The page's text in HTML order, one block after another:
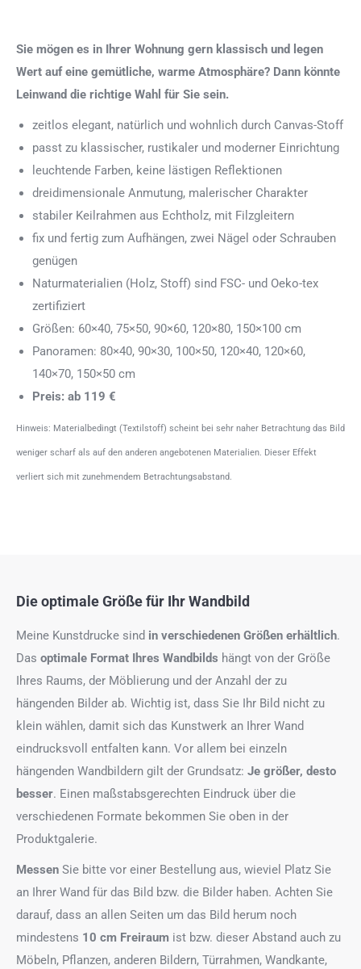
Sie mögen es in Ihrer Wohnung gern klassisch und legen
Wert auf eine gemütliche, warme Atmosphäre? Dann könnte
Leinwand die richtige Wahl für Sie sein.
zeitlos elegant, natürlich und wohnlich durch Canvas-Stoff
passt zu klassischer, rustikaler und moderner Einrichtung
leuchtende Farben, keine lästigen Reflektionen
dreidimensionale Anmutung, malerischer Charakter
stabiler Keilrahmen aus Echtholz, mit Filzgleitern
fix und fertig zum Aufhängen, zwei Nägel oder Schrauben
genügen
Naturmaterialien (Holz, Stoff) sind FSC- und Oeko-tex
zertifiziert
Größen: 60×40, 75×50, 90×60, 120×80, 150×100 cm
Panoramen: 80×40, 90×30, 100×50, 120×40, 120×60,
140×70, 150×50 cm
Preis: ab 119 €
Hinweis: Materialbedingt (Textilstoff) scheint bei sehr naher Betrachtung das Bild
weniger scharf als auf den anderen angebotenen Materialien. Dieser Effekt
verliert sich mit zunehmendem Betrachtungsabstand.
Die optimale Größe für Ihr Wandbild
Meine Kunstdrucke sind in verschiedenen Größen erhältlich.
Das optimale Format Ihres Wandbilds hängt von der Größe
Ihres Raums, der Möblierung und der Anzahl der zu
hängenden Bilder ab. Wichtig ist, dass Sie Ihr Bild nicht zu
klein wählen, damit sich das Kunstwerk an Ihrer Wand
eindrucksvoll entfalten kann. Vor allem bei einzeln
hängenden Wandbildern gilt der Grundsatz: Je größer, desto
besser. Einen maßstabsgerechten Eindruck über die
verschiedenen Formate bekommen Sie oben in der
Produktgalerie.
Messen Sie bitte vor einer Bestellung aus, wieviel Platz Sie
an Ihrer Wand für das Bild bzw. die Bilder haben. Achten Sie
darauf, dass an allen Seiten um das Bild herum noch
mindestens 10 cm Freiraum ist bzw. dieser Abstand auch zu
Möbeln, Pflanzen, anderen Bildern, Türrahmen, Wandkante,